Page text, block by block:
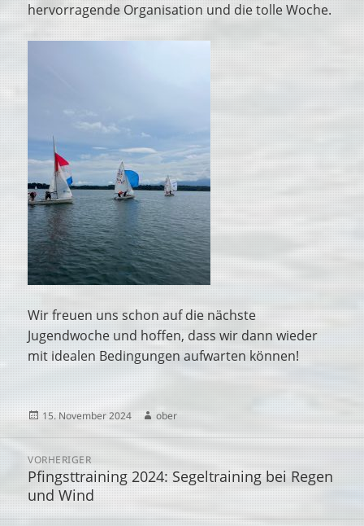
hervorragende Organisation und die tolle Woche.
Wir freuen uns schon auf die nächste
Jugendwoche und hoffen, dass wir dann wieder
mit idealen Bedingungen aufwarten können!
Veröffentlicht
15. November 2024 Autor
ober
Beitragsnavigation
VORHERIGER
Vorheriger
Beitrag:
Pfingsttraining 2024: Segeltraining bei Regen
und Wind